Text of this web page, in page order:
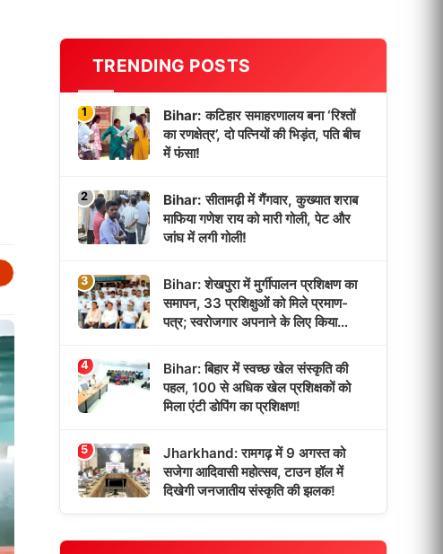
TRENDING POSTS
1
Bihar: कटिहार समाहरणालय बना ‘रिश्तों
का रणक्षेत्र’, दो पत्नियों की भिड़ंत, पति बीच
में फंसा!
2
Bihar: सीतामढ़ी में गैंगवार, कुख्यात शराब
माफिया गणेश राय को मारी गोली, पेट और
जांघ में लगी गोली!
3
Bihar: शेखपुरा में मुर्गीपालन प्रशिक्षण का
समापन, 33 प्रशिक्षुओं को मिले प्रमाण-
पत्र; स्वरोजगार अपनाने के लिए किया
4
Bihar: बिहार में स्वच्छ खेल संस्कृति की
पहल, 100 से अधिक खेल प्रशिक्षकों को
मिला एंटी डोपिंग का प्रशिक्षण!
5
Jharkhand: रामगढ़ में 9 अगस्त को
सजेगा आदिवासी महोत्सव, टाउन हॉल में
दिखेगी जनजातीय संस्कृति की झलक!